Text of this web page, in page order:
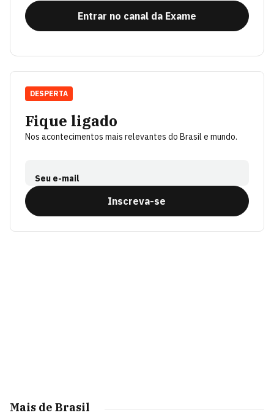
Entrar no canal da Exame
Fique ligado
Nos acontecimentos mais relevantes do Brasil e mundo.
Seu e-mail
Inscreva-se
DESPERTA
Mais de Brasil